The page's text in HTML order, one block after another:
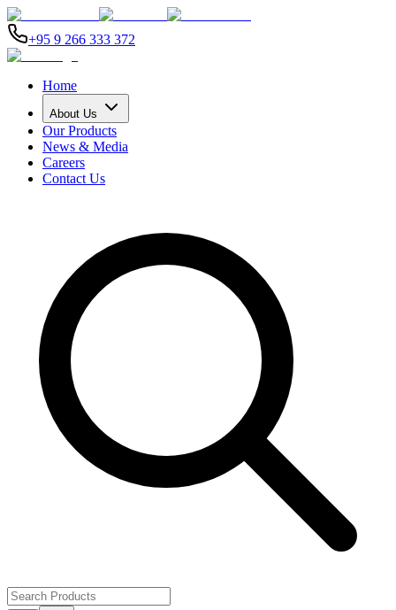
+95 9 266 333 372
Home
About Us
Our Products
News & Media
Careers
Contact Us